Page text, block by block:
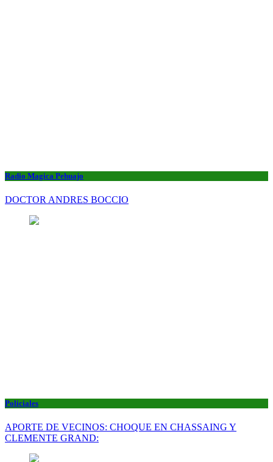
Radio Magica Pehuajo
DOCTOR ANDRES BOCCIO
Policiales
APORTE DE VECINOS: CHOQUE EN CHASSAING Y
CLEMENTE GRAND: